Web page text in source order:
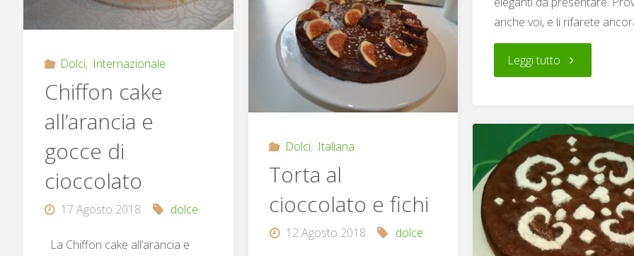
e
cacao"
anche voi, e li rifarete
Leggi tutto "Vasetti
tiramisù
alle
fragole"
Dolci, Internazionale
Chiffon cake
all’arancia e
gocce di
cioccolato
17 Agosto 2018 dolce
La Chiffon cake all’arancia e
Dolci, Italiana
Torta al
cioccolato e fichi
12 Agosto 2018 dolce